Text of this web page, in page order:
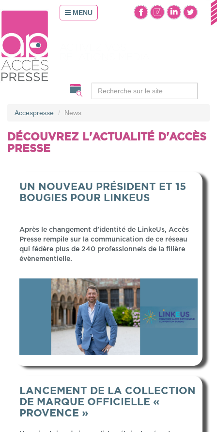
MENU
Accespresse News
DÉCOUVREZ L'ACTUALITÉ D'ACCÈS
PRESSE
UN NOUVEAU PRÉSIDENT ET 15
BOUGIES POUR LINKEUS
Après le changement d’identité de LinkeUs, Accès
Presse rempile sur la communication de ce réseau
qui fédère plus de 240 professionnels de la filière
évènementielle.
LANCEMENT DE LA COLLECTION
DE MARQUE OFFICIELLE «
PROVENCE »